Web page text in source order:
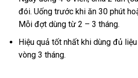
đói. Uống trước khi ăn 30 phút
Mỗi đợt dùng từ 2 – 3 tháng.
Hiệu quả tốt nhất khi dùng đủ
vòng 3 tháng.